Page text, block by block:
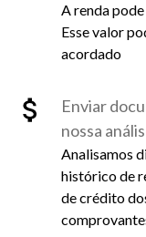
A renda
Esse valor
acordado
Enviar
nossa
Analisamos
histórico de
de crédito